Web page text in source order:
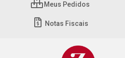
Meus Pedidos
Notas Fiscais